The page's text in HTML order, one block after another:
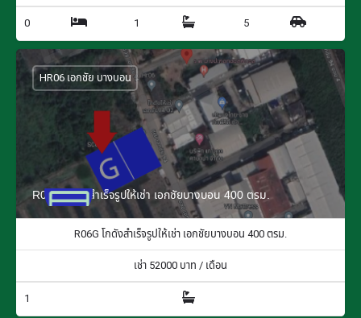
0 1 5
R06G โกดังสำเร็จรูปให้เช่า เอกชัยบางบอน 400 ตรม.
HR06 เอกชัย บางบอน
R06G โกดังสำเร็จรูปให้เช่า เอกชัยบางบอน 400 ตรม.
เช่า 52000 บาท / เดือน
1